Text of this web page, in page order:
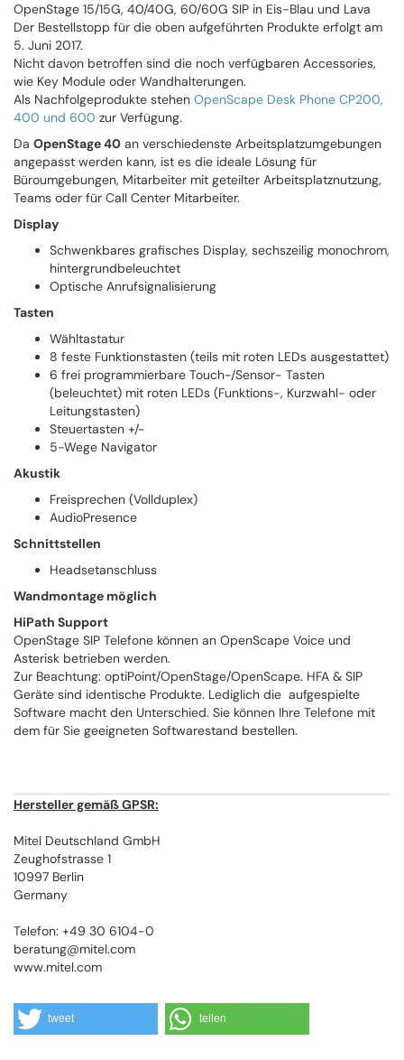
OpenStage 15/15G, 40/40G, 60/60G SIP in Eis-Blau und Lava
Der Bestellstopp für die oben aufgeführten Produkte erfolgt am
5. Juni 2017.
Nicht davon betroffen sind die noch verfügbaren Accessories,
wie Key Module oder Wandhalterungen.
Als Nachfolgeprodukte stehen OpenScape Desk Phone CP200,
400 und 600 zur Verfügung.
Da OpenStage 40 an verschiedenste Arbeitsplatzumgebungen
angepasst werden kann, ist es die ideale Lösung für
Büroumgebungen, Mitarbeiter mit geteilter Arbeitsplatznutzung,
Teams oder für Call Center Mitarbeiter.
Display
Schwenkbares grafisches Display, sechszeilig monochrom,
hintergrundbeleuchtet
Optische Anrufsignalisierung
Tasten
Wähltastatur
8 feste Funktionstasten (teils mit roten LEDs ausgestattet)
6 frei programmierbare Touch-/Sensor- Tasten
(beleuchtet) mit roten LEDs (Funktions-, Kurzwahl- oder
Leitungstasten)
Steuertasten +/-
5-Wege Navigator
Akustik
Freisprechen (Vollduplex)
AudioPresence
Schnittstellen
Headsetanschluss
Wandmontage möglich
HiPath Support
OpenStage SIP Telefone können an OpenScape Voice und
Asterisk betrieben werden.
Zur Beachtung: optiPoint/OpenStage/OpenScape. HFA & SIP
Geräte sind identische Produkte. Lediglich die aufgespielte
Software macht den Unterschied. Sie können Ihre Telefone mit
dem für Sie geeigneten Softwarestand bestellen.
Hersteller gemäß GPSR:
Mitel Deutschland GmbH
Zeughofstrasse 1
10997 Berlin
Germany
Telefon: +49 30 6104-0
beratung@mitel.com
www.mitel.com
tweet teilen